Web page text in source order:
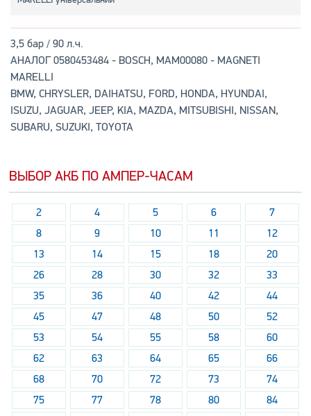
3,5 бар / 90 л.ч.
АНАЛОГ 0580453484 - BOSCH, MAM00080 - MAGNETI
MARELLI
BMW, CHRYSLER, DAIHATSU, FORD, HONDA, HYUNDAI,
ISUZU, JAGUAR, JEEP, KIA, MAZDA, MITSUBISHI, NISSAN,
SUBARU, SUZUKI, TOYOTA
ВЫБОР АКБ ПО АМПЕР-ЧАСАМ
2 4 5 6
7
8
9 10 11
12
13
14 15 18
20
26
28 30 32
33
35
36 40 42
44
45
47 48 50
52
53
54 55 58
60
62
63 64 65
66
68
70 72 73
74
75
77 78 80
84